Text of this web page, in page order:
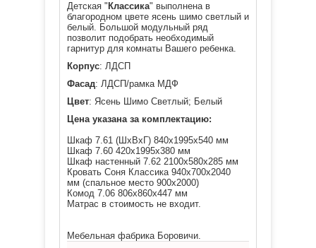
Детская " Классика" выполнена в
благородном цвете ясень шимо светлый и
белый. Большой модульный ряд
позволит подобрать необходимый
гарнитур для комнаты Вашего ребенка.
Корпус: ЛДСП
Фасад: ЛДСП/рамка МДФ
Цвет: Ясень Шимо Светлый; Белый
Цена указана за комплектацию:
Шкаф 7.61 (ШхВхГ) 840х1995х540 мм
Шкаф 7.60 420х1995х380 мм
Шкаф настенный 7.62 2100х580х285 мм
Кровать Соня Классика 940х700х2040
мм (спальное место 900х2000)
Комод 7.06 806х860х447 мм
Матрас в стоимость не входит.
Мебельная фабрика Боровичи.